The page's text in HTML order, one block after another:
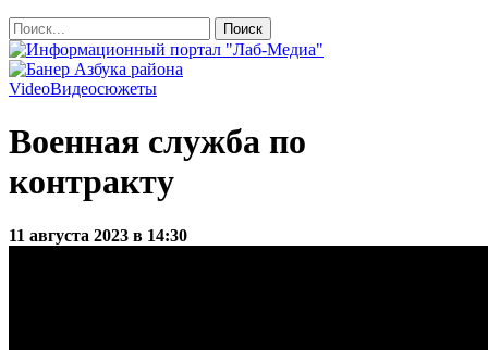
VideoВидеосюжеты
Военная служба по
контракту
11 августа 2023 в 14:30